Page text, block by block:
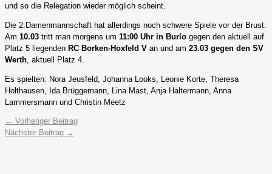
und so die Relegation wieder möglich scheint.
Die 2.Damenmannschaft hat allerdings noch schwere Spiele vor der Brust.
Am 10.03 tritt man morgens um 11:00 Uhr in Burlo gegen den aktuell auf
Platz 5 liegenden RC Borken-Hoxfeld V an und am 23.03 gegen den SV
Werth , aktuell Platz 4.
Es spielten: Nora Jeusfeld, Johanna Looks, Leonie Korte, Theresa
Holthausen, Ida Brüggemann, Lina Mast, Anja Haltermann, Anna
Lammersmann und Christin Meetz
← Vorheriger Beitrag
Nächster Beitrag →